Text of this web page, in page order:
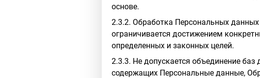
основе.
2.3.2. Обработка Персональных данных
ограничивается достижением
определенных и законных целей.
2.3.3. Не допускается объединение баз
содержащих Персональные данные,